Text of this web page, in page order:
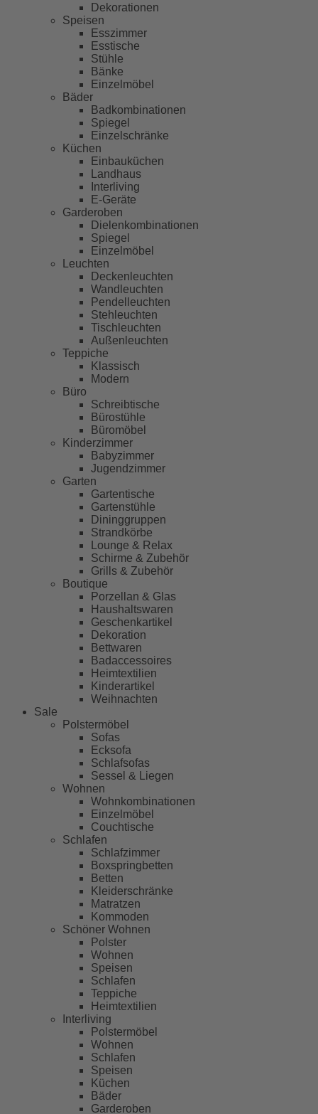
Dekorationen
Speisen
Esszimmer
Esstische
Stühle
Bänke
Einzelmöbel
Bäder
Badkombinationen
Spiegel
Einzelschränke
Küchen
Einbauküchen
Landhaus
Interliving
E-Geräte
Garderoben
Dielenkombinationen
Spiegel
Einzelmöbel
Leuchten
Deckenleuchten
Wandleuchten
Pendelleuchten
Stehleuchten
Tischleuchten
Außenleuchten
Teppiche
Klassisch
Modern
Büro
Schreibtische
Bürostühle
Büromöbel
Kinderzimmer
Babyzimmer
Jugendzimmer
Garten
Gartentische
Gartenstühle
Dininggruppen
Strandkörbe
Lounge & Relax
Schirme & Zubehör
Grills & Zubehör
Boutique
Porzellan & Glas
Haushaltswaren
Geschenkartikel
Dekoration
Bettwaren
Badaccessoires
Heimtextilien
Kinderartikel
Weihnachten
Sale
Polstermöbel
Sofas
Ecksofa
Schlafsofas
Sessel & Liegen
Wohnen
Wohnkombinationen
Einzelmöbel
Couchtische
Schlafen
Schlafzimmer
Boxspringbetten
Betten
Kleiderschränke
Matratzen
Kommoden
Schöner Wohnen
Polster
Wohnen
Speisen
Schlafen
Teppiche
Heimtextilien
Interliving
Polstermöbel
Wohnen
Schlafen
Speisen
Küchen
Bäder
Garderoben